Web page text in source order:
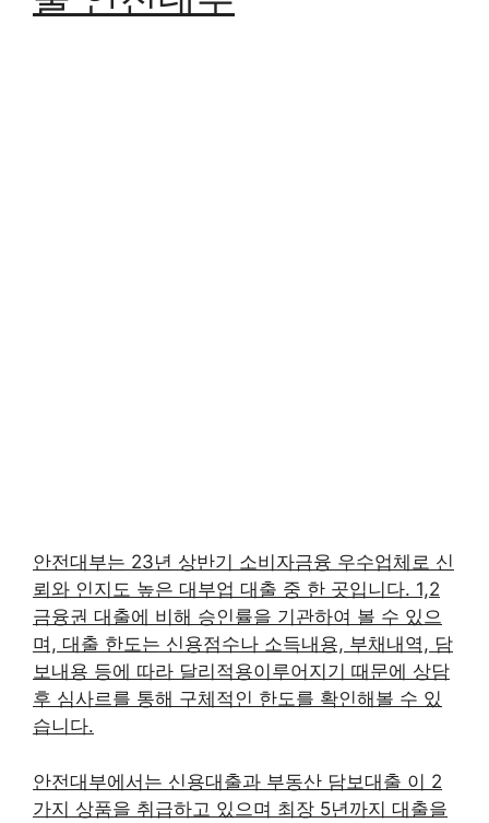
안전대부는 23년 상반기 소비자금융 우수업체로 신
뢰와 인지도 높은 대부업 대출 중 한 곳입니다. 1,2
금융권 대출에 비해 승인률을 기관하여 볼 수 있으
며, 대출 한도는 신용점수나 소득내용, 부채내역, 담
보내용 등에 따라 달리적용이루어지기 때문에 상담
후 심사르를 통해 구체적인 한도를 확인해볼 수 있
습니다.
안전대부에서는 신용대출과 부동산 담보대출 이 2
가지 상품을 취급하고 있으며 최장 5년까지 대출을